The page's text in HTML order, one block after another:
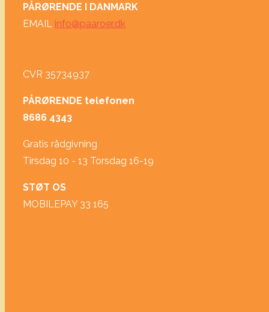
PÅRØRENDE I DANMARK
EMAIL info@paaroer.dk
CVR 35734937
PÅRØRENDE telefonen
8686 4343
Gratis rådgivning
Tirsdag 10 - 13 Torsdag 16-19
STØT OS
MOBILEPAY 33 165